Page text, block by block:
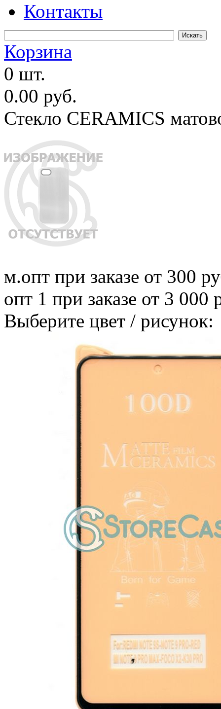
Контакты
Корзина
0 шт.
0.00 руб.
Стекло CERAMICS
м.опт при заказе от 300
опт 1 при заказе от 3 000
Выберите цвет / рисунок: